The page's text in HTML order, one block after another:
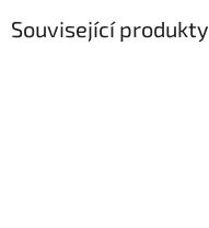
Související produkty